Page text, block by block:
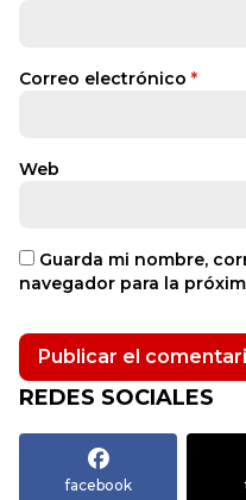
Correo electrónico *
Web
Guarda mi nombre,
navegador para la
REDES SOCIALES
facebook